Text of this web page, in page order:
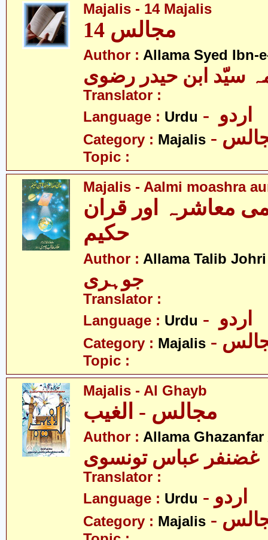
Majalis - 14 Majalis
14 مجالس
Author : Allama Syed Ibn-
سیّد ابن حیدر رضوی
Translator :
Language : Urdu
Category : Majalis
Topic :
Majalis - Aalmi moashra
معاشرہ اور قران
حکیم
Author : Allama Talib Johri
جوہری
Translator :
Language : Urdu
Category : Majalis
Topic :
Majalis - Al Ghayb
مجالس - الغیب
Author : Allama
غضنفر عباس تونسوی
Translator :
Language : Urdu - اردو
Category : Majalis